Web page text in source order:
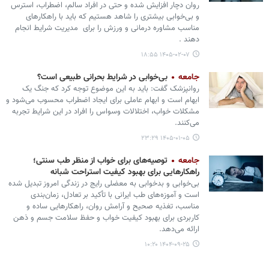
روان دچار افزایش شده و حتی در افراد سالم، اضطراب، استرس
و بی‌خوابی بیشتری را شاهد هستیم که باید با راهکارهای
مناسب مشاوره درمانی و ورزش را برای مدیریت شرایط انجام
دهند .
۱۴۰۵-۰۲-۰۷ ۱۸:۵۵
جامعه بی‌خوابی در شرایط بحرانی طبیعی است؟
روانپزشک گفت: باید به این موضوع توجه کرد که جنگ یک
ابهام است و ابهام عاملی برای ایجاد اضطراب محسوب می‌شود و
مشکلات خواب، اختلالات وسواس را افراد در این شرایط تجربه
می‌کنند.
۱۴۰۵-۰۱-۰۵ ۲۳:۲۹
جامعه
توصیه‌های برای خواب از منظر طب سنتی؛
راهکارهایی برای بهبود کیفیت استراحت شبانه
بی‌خوابی و بدخوابی به معضلی رایج در زندگی امروز تبدیل شده
است و آموزه‌های طب ایرانی با تأکید بر تعادل، زمان‌بندی
مناسب، تغذیه صحیح و آرامش روان، راهکارهایی ساده و
کاربردی برای بهبود کیفیت خواب و حفظ سلامت جسم و ذهن
ارائه می‌دهد.
۱۴۰۴-۰۹-۲۵ ۱۰:۲۰